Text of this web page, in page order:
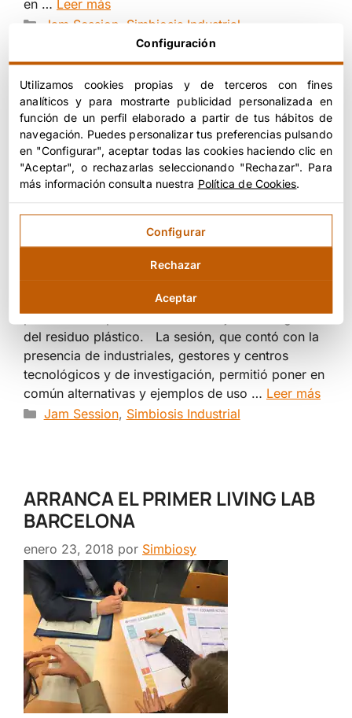
en … Leer más
Categorías
Jam Session Simbiosis Industrial
«RESIDUO PLÁSTICO: ¡UN
RECURSO!». SESSIÓN DE
TRABAJO PARA EMPRESAS EN
GRANOLLERS
identificar ganancias de la simbiosis industrial a
partir de las oportunidades de mejora en la gestión
del residuo plástico. La sesión, que contó con la
presencia de industriales, gestores y centros
tecnológicos y de investigación, permitió poner en
común alternativas y ejemplos de uso … Leer más
Categorías
Jam Session, Simbiosis Industrial
ARRANCA EL PRIMER LIVING LAB
BARCELONA
enero 23, 2018 por Simbiosy
Configuración
Utilizamos cookies propias y de terceros con fines
analíticos y para mostrarte publicidad personalizada en
función de un perfil elaborado a partir de tus hábitos de
navegación. Puedes personalizar tus preferencias pulsando
en "Configurar", aceptar todas las cookies haciendo clic en
"Aceptar", o rechazarlas seleccionando "Rechazar". Para
más información consulta nuestra Política de Cookies.
Configurar
Rechazar
Aceptar